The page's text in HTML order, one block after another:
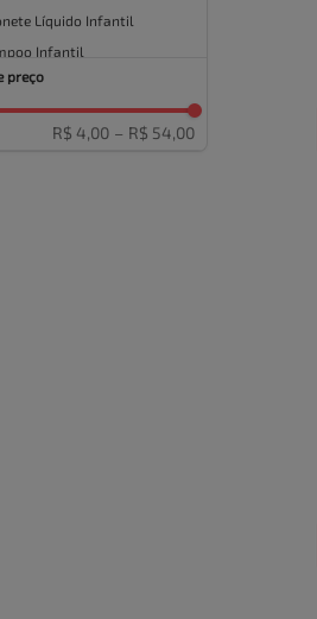
Líquido Infantil
Infantil
preço
R$ 4,00 – R$ 54,00